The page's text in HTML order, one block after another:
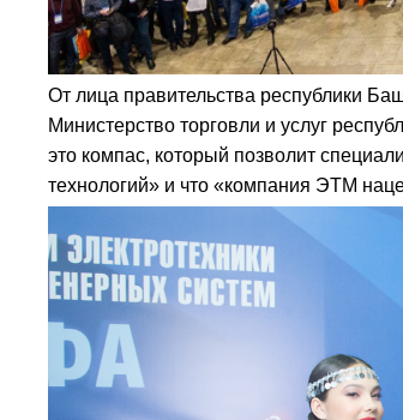
От лица правительства республики
Министерство торговли и услуг
это компас, который позволит
технологий» и что «компания ЭТМ